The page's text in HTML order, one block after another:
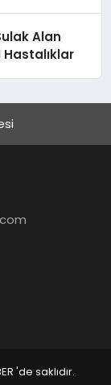
Alan
Hastalıklar
'de saklıdır.